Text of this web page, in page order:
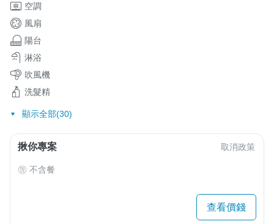
空調
風扇
陽台
淋浴
吹風機
洗髮精
顯示全部(30)
揪你專案 取消政策
不含餐
查看價錢